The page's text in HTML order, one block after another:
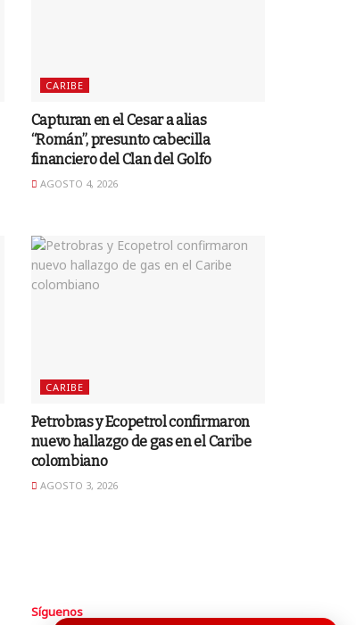
CARIBE
Capturan en el Cesar a alias
“Román”, presunto cabecilla
financiero del Clan del Golfo
AGOSTO 4, 2026
CARIBE
Petrobras y Ecopetrol confirmaron
nuevo hallazgo de gas en el Caribe
colombiano
AGOSTO 3, 2026
Síguenos